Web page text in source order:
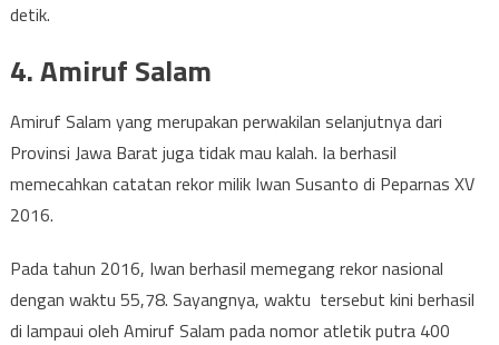
detik.
4. Amiruf Salam
Amiruf Salam yang merupakan perwakilan selanjutnya dari
Provinsi Jawa Barat juga tidak mau kalah. Ia berhasil
memecahkan catatan rekor milik Iwan Susanto di Peparnas XV
2016.
Pada tahun 2016, Iwan berhasil memegang rekor nasional
dengan waktu 55,78. Sayangnya, waktu tersebut kini berhasil
di lampaui oleh Amiruf Salam pada nomor atletik putra 400